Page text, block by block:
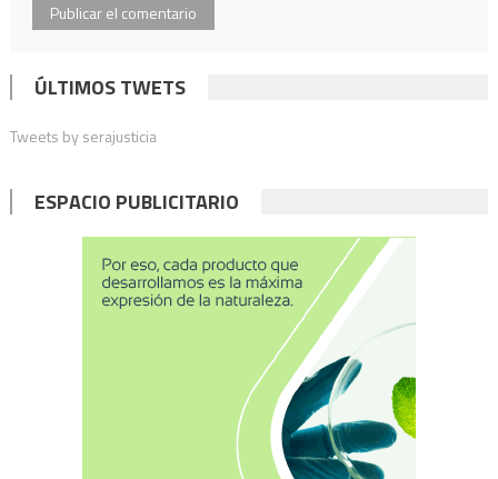
ÚLTIMOS TWETS
Tweets by serajusticia
ESPACIO PUBLICITARIO